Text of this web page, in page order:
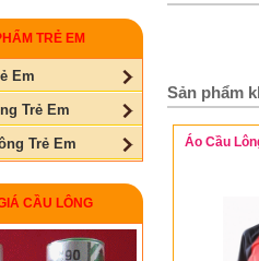
TRẺ EM
Em
Trẻ Em
Trẻ Em
CẦU LÔNG
Sản phẩm
Áo Cầu